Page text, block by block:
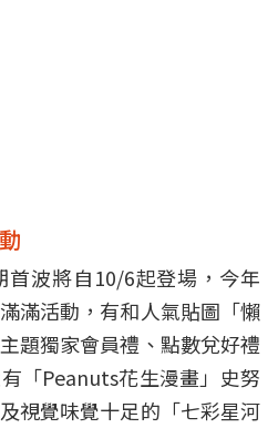
波將自10/6起登場，今年
滿活動，有和人氣貼圖「懶
題獨家會員禮、點數兌好禮
「Peanuts花生漫畫」史努
視覺味覺十足的「七彩星河